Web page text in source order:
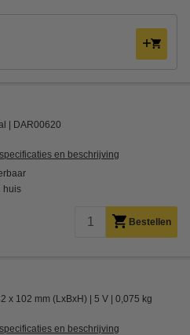
DAR00620
en beschrijving
huis
Bestellen
x 102 mm (LxBxH) 5 V 0,075 kg
en beschrijving